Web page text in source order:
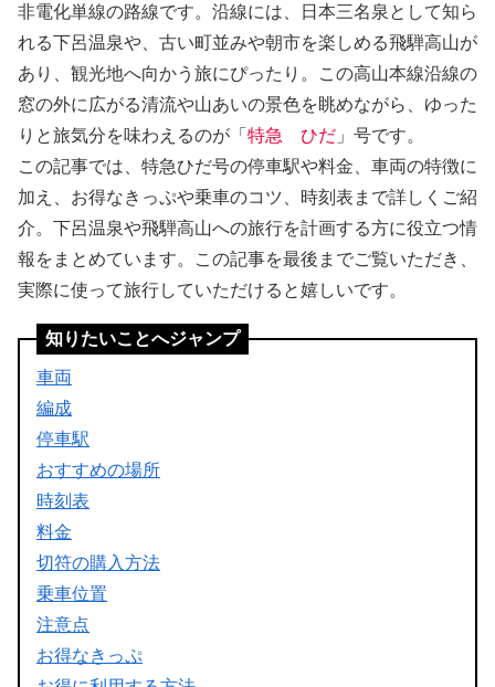
非電化単線の路線です。沿線には、日本三名泉として知ら
れる下呂温泉や、古い町並みや朝市を楽しめる飛騨高山が
あり、観光地へ向かう旅にぴったり。この高山本線沿線の
窓の外に広がる清流や山あいの景色を眺めながら、ゆった
りと旅気分を味わえるのが「 特急 ひだ 」号です。
この記事では、特急ひだ号の停車駅や料金、車両の特徴に
加え、お得なきっぷや乗車のコツ、時刻表まで詳しくご紹
介。下呂温泉や飛騨高山への旅行を計画する方に役立つ情
報をまとめています。この記事を最後までご覧いただき、
実際に使って旅行していただけると嬉しいです。
知りたいことへジャンプ
車両
編成
停車駅
おすすめの場所
時刻表
料金
切符の購入方法
乗車位置
注意点
お得なきっぷ